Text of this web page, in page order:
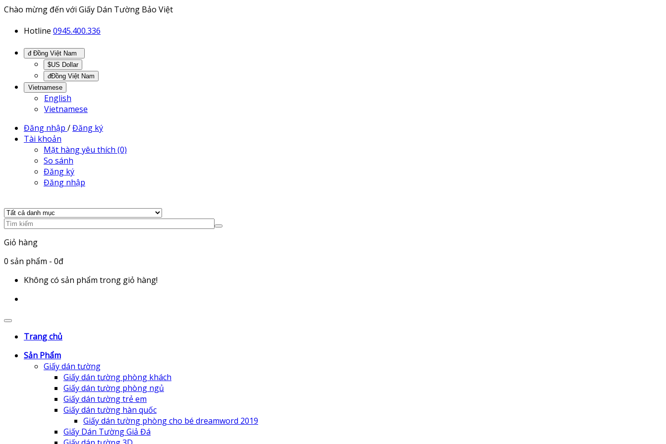
Chào mừng đến với Giấy Dán Tường Bảo Việt
Hotline 0945.400.336
$US Dollar
đĐồng Việt Nam
Vietnamese
English
Vietnamese
Đăng nhập /Đăng ký
Tài khoản
Mặt hàng yêu thích (0)
So sánh
Đăng ký
Đăng nhập
Giỏ hàng
0 sản phẩm - 0đ
Không có sản phẩm trong giỏ hàng!
Trang chủ
Sản Phẩm
Giấy dán tường
Giấy dán tường phòng khách
Giấy dán tường phòng ngủ
Giấy dán tường trẻ em
Giấy dán tường hàn quốc
Giấy dán tường phòng cho bé dreamword 2019
Giấy Dán Tường Giả Đá